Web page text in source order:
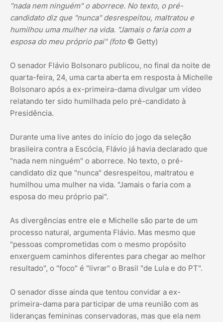
"nada nem ninguém" o aborrece. No texto, o pré-
candidato diz que "nunca" desrespeitou, maltratou e
humilhou uma mulher na vida. "Jamais o faria com a
esposa do meu próprio pai" (foto © Getty)
O senador Flávio Bolsonaro publicou, no final da noite de
quarta-feira, 24, uma carta aberta em resposta à Michelle
Bolsonaro após a ex-primeira-dama divulgar um vídeo
relatando ter sido humilhada pelo pré-candidato à
Presidência.
Durante uma live antes do início do jogo da seleção
brasileira contra a Escócia, Flávio já havia declarado que
"nada nem ninguém" o aborrece. No texto, o pré-
candidato diz que "nunca" desrespeitou, maltratou e
humilhou uma mulher na vida. "Jamais o faria com a
esposa do meu próprio pai".
As divergências entre ele e Michelle são parte de um
processo natural, argumenta Flávio. Mas mesmo que
"pessoas comprometidas com o mesmo propósito
enxerguem caminhos diferentes para chegar ao melhor
resultado", o "foco" é "livrar" o Brasil "de Lula e do PT".
O senador disse ainda que tentou convidar a ex-
primeira-dama para participar de uma reunião com as
lideranças femininas conservadoras, mas que ela nem